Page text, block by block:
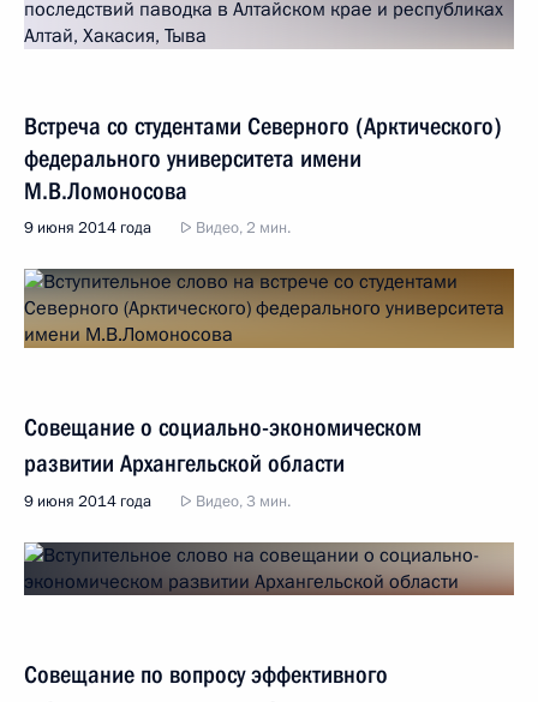
Встреча со студентами Северного (Арктического)
федерального университета имени
М.В.Ломоносова
9 июня 2014 года Видео, 2 мин.
Совещание о социально-экономическом
развитии Архангельской области
9 июня 2014 года Видео, 3 мин.
Совещание по вопросу эффективного